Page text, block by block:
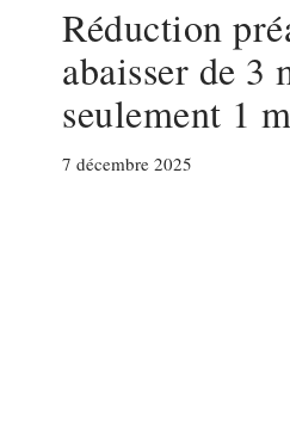
Réduction
abaisser de 3
seulement 1
7 décembre 2025